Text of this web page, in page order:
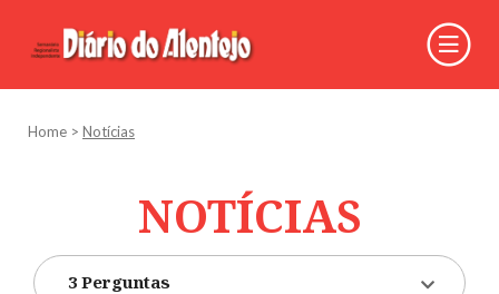
Home > Notícias
NOTÍCIAS
3 Perguntas